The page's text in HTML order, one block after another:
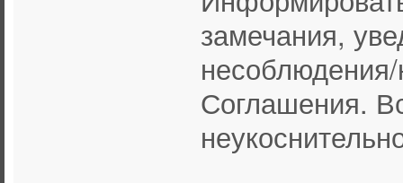
замечания,
Соглашения.